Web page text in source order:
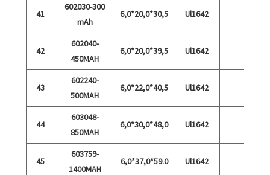
41
602030-300
mAh
6,0*20,0*30,5 Ul1642
42
602040-
450MAH
6,0*20,0*39,5 Ul1642
43
602240-
500MAH
6,0*22,0*40,5 Ul1642
44
603048-
850MAH
6,0*30,0*48,0 Ul1642
45
603759-
1400MAH
6,0*37,0*59.0 Ul1642